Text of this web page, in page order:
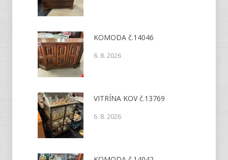
KOMODA č.14046
6. 8. 2026
VITRÍNA KOV č.13769
6. 8. 2026